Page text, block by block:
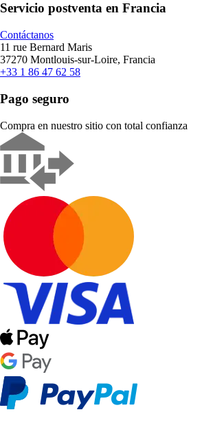
Servicio postventa en Francia
Contáctanos
11 rue Bernard Maris
37270 Montlouis-sur-Loire, Francia
+33 1 86 47 62 58
Pago seguro
Compra en nuestro sitio con total confianza